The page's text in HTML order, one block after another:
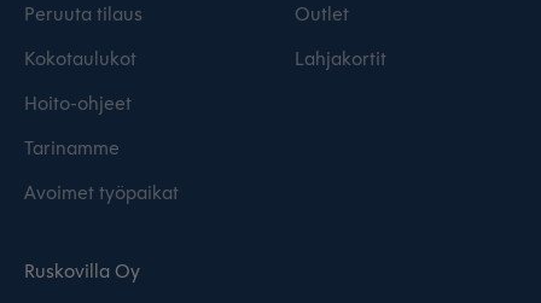
Peruuta tilaus
Kokotaulukot
Hoito-ohjeet
Tarinamme
Avoimet työpaikat
Outlet
Lahjakortit
Ruskovilla Oy